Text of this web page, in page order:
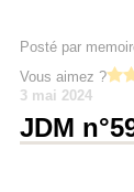
Posté par
Vous aimez ?
3 mai 2024
JDM